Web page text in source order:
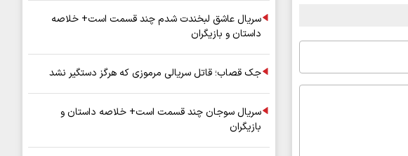
سریال عاشق لبخندت شدم چند قسمت است+ خلاصه
داستان و بازیگران
جک قصاب؛ قاتل سریالی مرموزی که هرگز دستگیر نشد
سریال سوجان چند قسمت است+ خلاصه داستان و
بازیگران